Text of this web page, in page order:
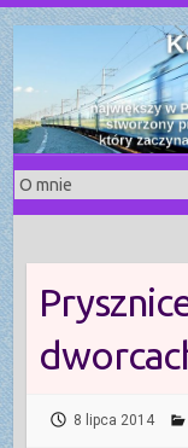
S
k
i
p
t
o
c
o
n
t
e
n
t
8 lipca 2014